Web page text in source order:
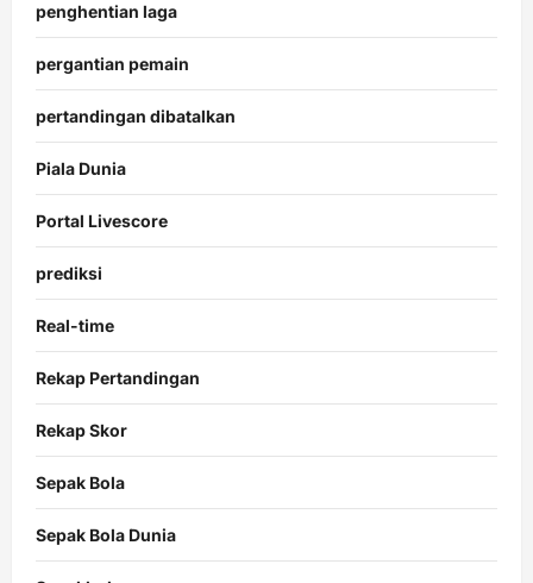
penghentian laga
pergantian pemain
pertandingan dibatalkan
Piala Dunia
Portal Livescore
prediksi
Real-time
Rekap Pertandingan
Rekap Skor
Sepak Bola
Sepak Bola Dunia